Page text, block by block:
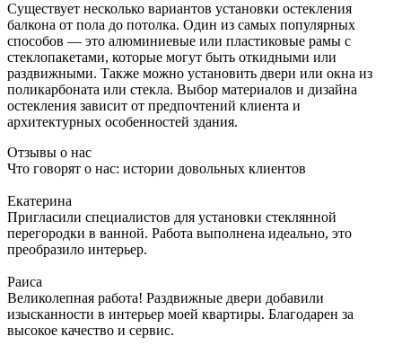
Существует несколько вариантов установки остекления
балкона от пола до потолка. Один из самых популярных
способов — это алюминиевые или пластиковые рамы с
стеклопакетами, которые могут быть откидными или
раздвижными. Также можно установить двери или окна из
поликарбоната или стекла. Выбор материалов и дизайна
остекления зависит от предпочтений клиента и
архитектурных особенностей здания.
Отзывы о нас
Что говорят о нас: истории довольных клиентов
Екатерина
Пригласили специалистов для установки стеклянной
перегородки в ванной. Работа выполнена идеально, это
преобразило интерьер.
Раиса
Великолепная работа! Раздвижные двери добавили
изысканности в интерьер моей квартиры. Благодарен за
высокое качество и сервис.